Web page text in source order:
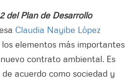
del Plan de Desarrollo
Claudia Nayibe López
elementos más importantes
contrato ambiental. Es
acuerdo como sociedad y